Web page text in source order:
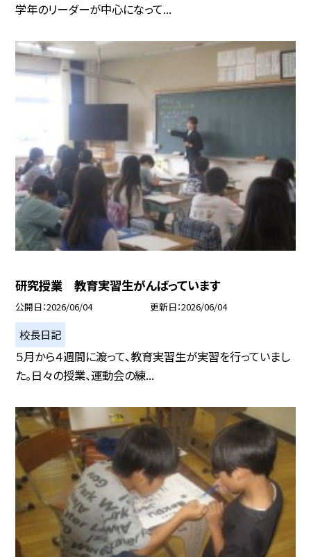
学年のリーダーが中心になって...
研究授業 教育実習生がんばっています
公開日 2026/06/04 更新日 2026/06/04
校長日記
５月から４週間に渡って、教育実習生が実習を行っていまし
た。日々の授業、運動会の練...